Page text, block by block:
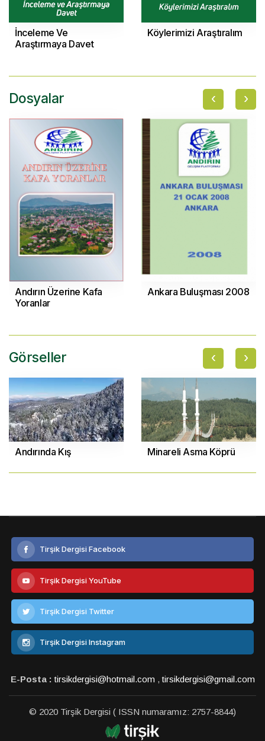
İnceleme Ve
Araştırmaya Davet
Köylerimizi Araştıralım
Dosyalar
Andırın Üzerine Kafa
Yoranlar
Ankara Buluşması 2008
‹ ›
Görseller
Andırında Kış Minareli Asma Köprü
‹ ›
Tirşik Dergisi Facebook
Tirşik Dergisi YouTube
Tirşik Dergisi Twitter
Tirşik Dergisi Instagram
E-Posta : tirsikdergisi@hotmail.com ,tirsikdergisi@gmail.com
© 2020 Tirşik Dergisi ( ISSN numaramız: 2757-8844)